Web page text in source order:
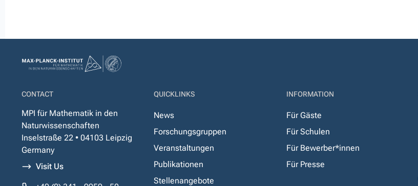
CONTACT
MPI für Mathematik in den
Naturwissenschaften
Inselstraße 22 • 04103 Leipzig
Germany
Visit Us
QUICKLINKS
News
Forschungsgruppen
Veranstaltungen
Publikationen
Stellenangebote
INFORMATION
Für Gäste
Für Schulen
Für Bewerber*innen
Für Presse